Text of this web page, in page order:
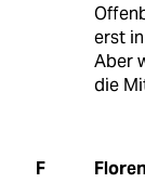
erst
Aber
die
F